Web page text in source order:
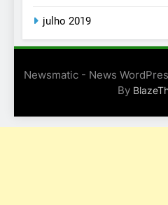
julho 2019
Newsmatic - News
By